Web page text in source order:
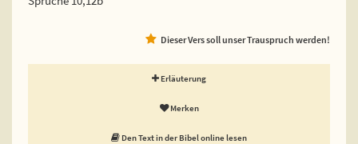
Dieser Vers soll unser Trauspruch werden!
Erläuterung
Merken
Den Text in der Bibel online lesen